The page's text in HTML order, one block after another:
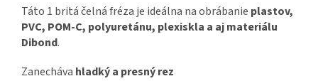
Táto 1 britá čelná fréza je ideálna na obrábanie plastov,
PVC, POM-C, polyuretánu, plexiskla a aj materiálu
Dibond.
Zanecháva hladký a presný rez